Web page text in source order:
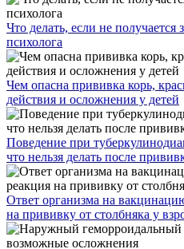
Что делать, если не получается
психолога
Чем опасна прививка корь,
действия и осложнения у детей
Поведение при
что нельзя делать после
Ответ организма на
на прививку от столбняка у